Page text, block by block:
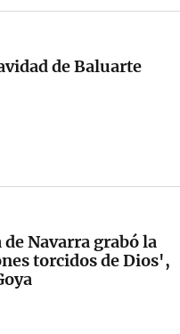
de Baluarte
Navarra grabó la
torcidos de Dios',